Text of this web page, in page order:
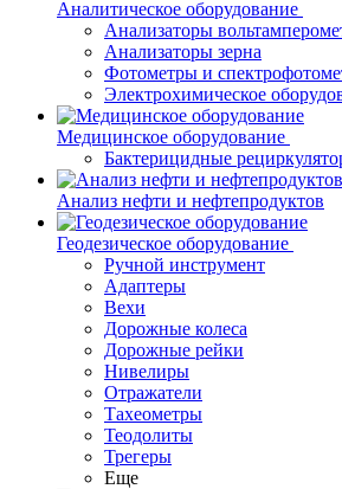
Аналитическое оборудование
Анализаторы
Анализаторы зерна
Фотометры и
Электрохимическое
Медицинское оборудование
Бактерицидные
Анализ нефти и нефтепродуктов
Геодезическое оборудование
Ручной инструмент
Адаптеры
Вехи
Дорожные колеса
Дорожные рейки
Нивелиры
Отражатели
Тахеометры
Теодолиты
Трегеры
Еще